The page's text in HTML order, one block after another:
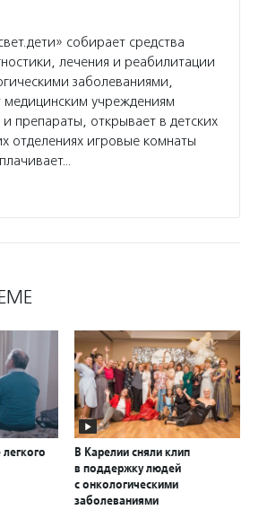
собирает средства
лечения и реабилитации
заболеваниями,
медицинским учреждениям
препараты, открывает в детских
отделениях игровые комнаты
В Карелии сняли клип
в поддержку людей
с онкологическими
заболеваниями